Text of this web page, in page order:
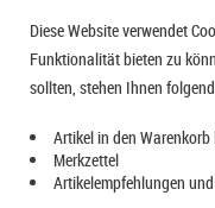
Diese Website verwendet
Funktionalität bieten zu
sollten, stehen Ihnen
Artikel in den Warenkorb
Merkzettel
Artikelempfehlungen